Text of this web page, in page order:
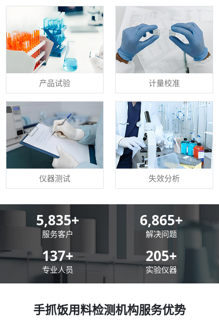
产品试验 计量校准
仪器测试 失效分析
8,500+
服务客户
10,000+
解决问题
200+
专业人员
300+
实验仪器
手抓饭用料检测机构服务优势